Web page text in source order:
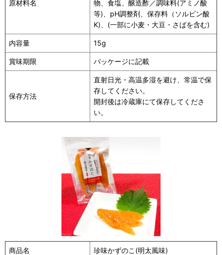
原材料名
物、食塩、醸造酢／調味料(アミノ酸
等)、pH調整剤、保存料（ソルビン酸
K)、(一部に小麦・大豆・さばを含む)
内容量 15g
賞味期限 パッケージに記載
保存方法
直射日光・高温多湿を避け、常温で保
存してください。
開封後は冷蔵庫にて保存してくださ
い。
商品名 珍味かずのこ(明太風味)